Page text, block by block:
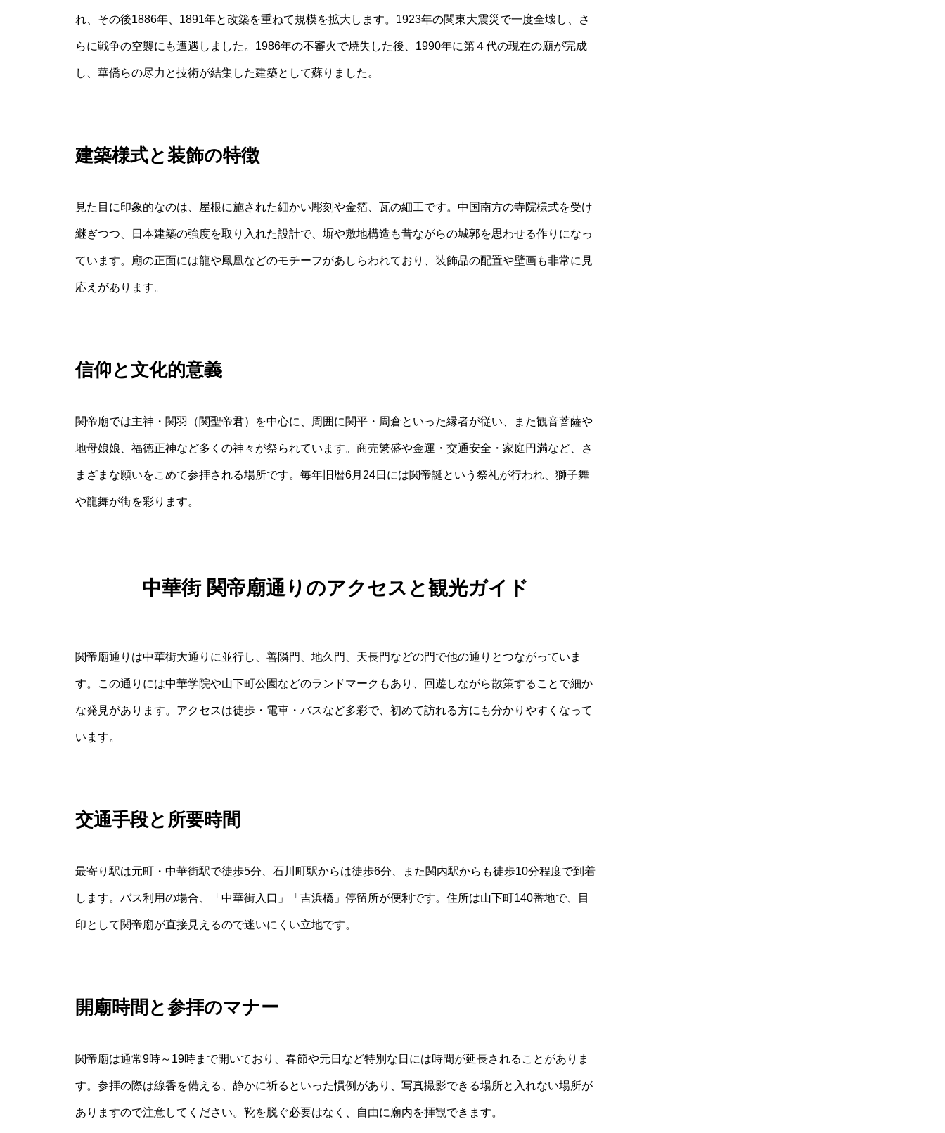
れ、その後1886年、1891年と改築を重ねて規模を拡大します。1923年の関東大震災で一度全壊し、さ
らに戦争の空襲にも遭遇しました。1986年の不審火で焼失した後、1990年に第４代の現在の廟が完成
し、華僑らの尽力と技術が結集した建築として蘇りました。
建築様式と装飾の特徴
見た目に印象的なのは、屋根に施された細かい彫刻や金箔、瓦の細工です。中国南方の寺院様式を受け
継ぎつつ、日本建築の強度を取り入れた設計で、塀や敷地構造も昔ながらの城郭を思わせる作りになっ
ています。廟の正面には龍や鳳凰などのモチーフがあしらわれており、装飾品の配置や壁画も非常に見
応えがあります。
信仰と文化的意義
関帝廟では主神・関羽（関聖帝君）を中心に、周囲に関平・周倉といった縁者が従い、また観音菩薩や
地母娘娘、福徳正神など多くの神々が祭られています。商売繁盛や金運・交通安全・家庭円満など、さ
まざまな願いをこめて参拝される場所です。毎年旧暦6月24日には関帝誕という祭礼が行われ、獅子舞
や龍舞が街を彩ります。
中華街 関帝廟通りのアクセスと観光ガイド
関帝廟通りは中華街大通りに並行し、善隣門、地久門、天長門などの門で他の通りとつながっていま
す。この通りには中華学院や山下町公園などのランドマークもあり、回遊しながら散策することで細か
な発見があります。アクセスは徒歩・電車・バスなど多彩で、初めて訪れる方にも分かりやすくなって
います。
交通手段と所要時間
最寄り駅は元町・中華街駅で徒歩5分、石川町駅からは徒歩6分、また関内駅からも徒歩10分程度で到着
します。バス利用の場合、「中華街入口」「吉浜橋」停留所が便利です。住所は山下町140番地で、目
印として関帝廟が直接見えるので迷いにくい立地です。
開廟時間と参拝のマナー
関帝廟は通常9時～19時まで開いており、春節や元日など特別な日には時間が延長されることがありま
す。参拝の際は線香を備える、静かに祈るといった慣例があり、写真撮影できる場所と入れない場所が
ありますので注意してください。靴を脱ぐ必要はなく、自由に廟内を拝観できます。